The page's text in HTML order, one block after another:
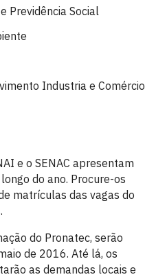
Previdência Social
Industria e Comércio
e o SENAC apresentam
do ano. Procure-os
matrículas das vagas do
do Pronatec, serão
de 2016. Até lá, os
as demandas locais e